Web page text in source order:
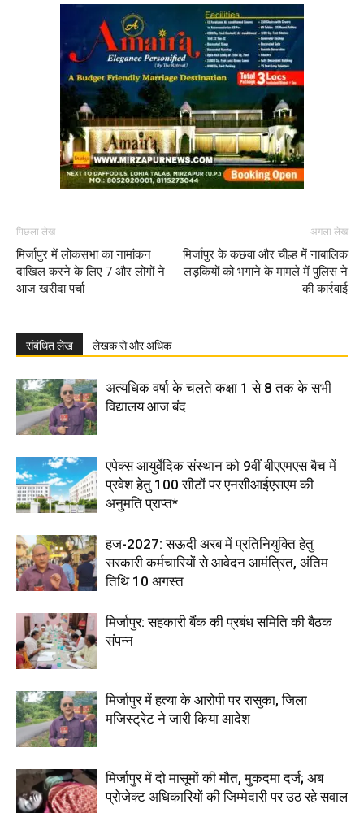
पिछला लेख
मिर्जापुर में लोकसभा का नामांकन
दाखिल करने के लिए 7 और लोगों ने
आज खरीदा पर्चा
अगला लेख
मिर्जापुर के कछवा और चील्ह में नाबालिक
लड़कियों को भगाने के मामले में पुलिस ने
की कार्रवाई
संबंधित लेख लेखक से और अधिक
अत्यधिक वर्षा के चलते कक्षा 1 से 8 तक के सभी
विद्यालय आज बंद
एपेक्स आयुर्वेदिक संस्थान को 9वीं बीएएमएस बैच में
प्रवेश हेतु 100 सीटों पर एनसीआईएसएम की
अनुमति प्राप्त*
हज-2027: सऊदी अरब में प्रतिनियुक्ति हेतु
सरकारी कर्मचारियों से आवेदन आमंत्रित, अंतिम
तिथि 10 अगस्त
मिर्जापुर: सहकारी बैंक की प्रबंध समिति की बैठक
संपन्न
मिर्जापुर में हत्या के आरोपी पर रासुका, जिला
मजिस्ट्रेट ने जारी किया आदेश
मिर्जापुर में दो मासूमों की मौत, मुकदमा दर्ज; अब
प्रोजेक्ट अधिकारियों की जिम्मेदारी पर उठ रहे सवाल